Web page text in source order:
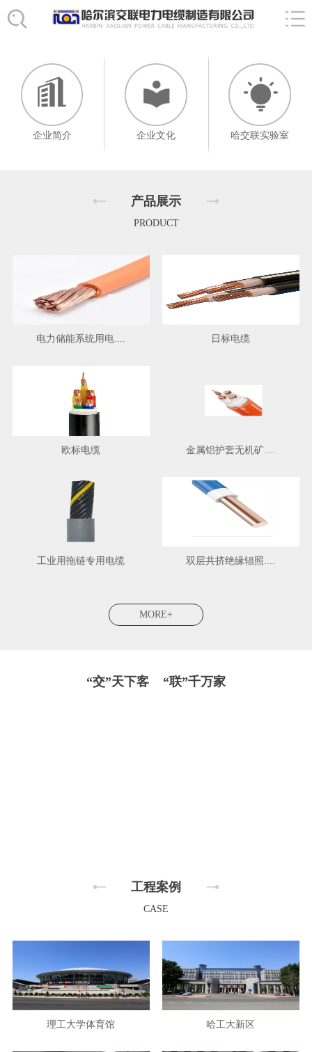
企业简介 企业文化 哈交联实验室
产品展示
PRODUCT
电力储能系统用电.... 日标电缆
欧标电缆 金属铝护套无机矿....
工业用拖链专用电缆 双层共挤绝缘辐照....
MORE+
“交”天下客 “联”千万家
工程案例
CASE
理工大学体育馆 哈工大新区